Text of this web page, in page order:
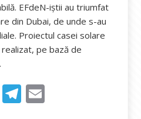
EFdeN-iștii au triumfat
din Dubai, de unde s-au
Proiectul casei solare
pe bază de
X T